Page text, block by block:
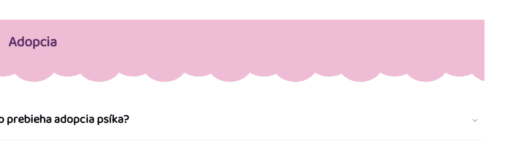
Adopcia
prebieha adopcia psíka?